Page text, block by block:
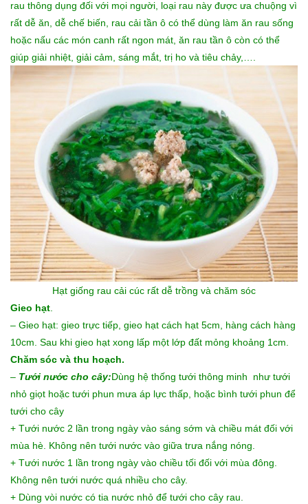
rau thông dụng đối với mọi người, loại rau này được ưa chuộng vì
rất dễ ăn, dễ chế biến, rau cải tần ô có thể dùng làm ăn rau sống
hoặc nấu các món canh rất ngon mát, ăn rau tần ô còn có thể
giúp giải nhiệt, giải cảm, sáng mắt, trị ho và tiêu chảy,….
Hạt giống rau cải cúc rất dễ trồng và chăm sóc
Gieo hạt
– Gieo hạt: gieo trực tiếp, gieo hạt cách hạt 5cm, hàng cách hàng
10cm. Sau khi gieo hạt xong lấp một lớp đất mỏng khoảng 1cm.
Chăm sóc và thu hoạch.
– Tưới nước cho cây:Dùng hệ thống tưới thông minh như tưới
nhỏ giọt hoặc tưới phun mưa áp lực thấp, hoặc bình tưới phun để
tưới cho cây
+ Tưới nước 2 lần trong ngày vào sáng sớm và chiều mát đối với
mùa hè. Không nên tưới nước vào giữa trưa nắng nóng.
+ Tưới nước 1 lần trong ngày vào chiều tối đối với mùa đông.
Không nên tưới nước quá nhiều cho cây.
+ Dùng vòi nước có tia nước nhỏ để tưới cho cây rau.